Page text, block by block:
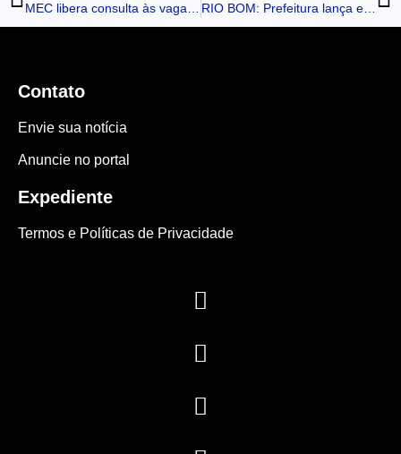
RIO BOM: Prefeitura lança editais da Política Nacional Aldir Blanc e fortalece o incentivo à cultura local
Contato
Envie sua notícia
Anuncie no portal
Expediente
Termos e Políticas de Privacidade